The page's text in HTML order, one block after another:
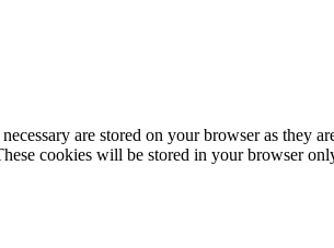
are stored on your browser as they
cookies will be stored in your browser